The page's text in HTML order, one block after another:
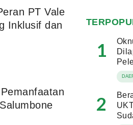
PT Vale
Inklusif dan
1
2